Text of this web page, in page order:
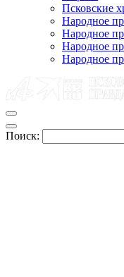
Псковские
Народное
Народное
Народное
Народное
Поиск: